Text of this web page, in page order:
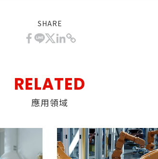
SHARE
RELATED
應用領域
COOKIES